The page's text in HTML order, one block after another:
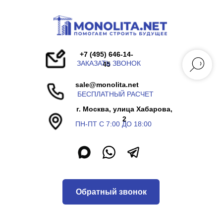
г. Москва, улица Хабарова,
ПН-ПТ С 7:00 ДО 18:00
45
ЗАКАЗАТЬ ЗВОНОК
БЕСПЛАТНЫЙ РАСЧЕТ